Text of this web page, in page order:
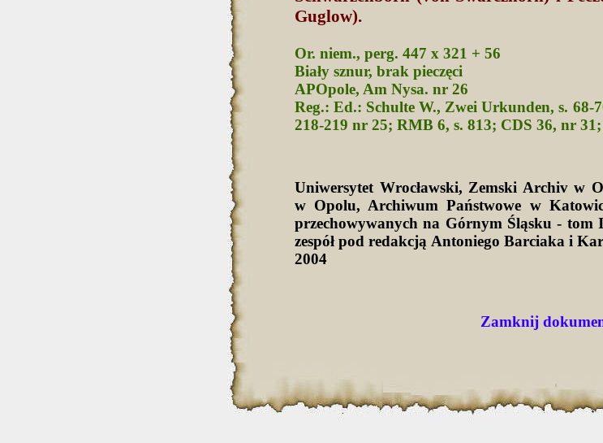
Guglow).
Or. niem., perg. 447 x 321 + 56
Biały sznur, brak pieczęci
APOpole, Am Nysa. nr 26
Reg.: Ed.: Schulte W., Zwei Urkunden, s. 68-
218-219 nr 25; RMB 6, s. 813; CDS 36, nr
Uniwersytet Wrocławski, Zemski Archiv w
w Opolu, Archiwum Państwowe w
przechowywanych na Górnym Śląsku - tom
zespół pod redakcją Antoniego Barciaka i
2004
Zamknij